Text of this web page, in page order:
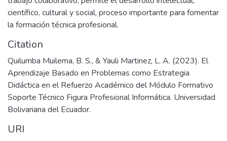
científico, cultural y social, proceso importante para fomentar
la formación técnica profesional.
Citation
Quilumba Muilema, B. S., & Yauli Martinez, L. A. (2023). El
Aprendizaje Basado en Problemas como Estrategia
Didáctica en el Refuerzo Académico del Módulo Formativo
Soporte Técnico Figura Profesional Informática. Universidad
Bolivariana del Ecuador.
URI